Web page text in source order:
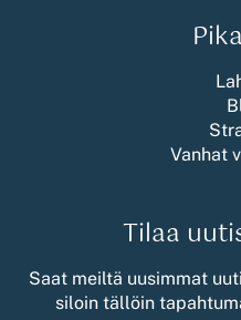
Vanhat
Tilaa
Saat meiltä uusimmat
siloin tällöin